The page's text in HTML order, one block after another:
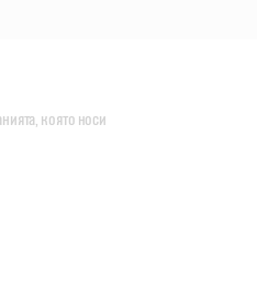
която носи